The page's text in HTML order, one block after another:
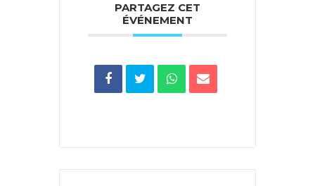
PARTAGEZ CET
ÉVÉNEMENT